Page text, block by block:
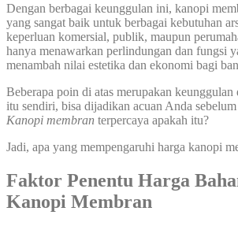
Dengan berbagai keunggulan ini, kanopi
yang sangat baik untuk berbagai kebutuhan
keperluan komersial, publik, maupun
hanya menawarkan perlindungan dan fungsi
menambah nilai estetika dan ekonomi bagi
Beberapa poin di atas merupakan
itu sendiri, bisa dijadikan acuan Anda sebelum
Kanopi membran terpercaya apakah itu?
Jadi, apa yang mempengaruhi harga kanopi
Faktor Penentu Harga
Kanopi Membran